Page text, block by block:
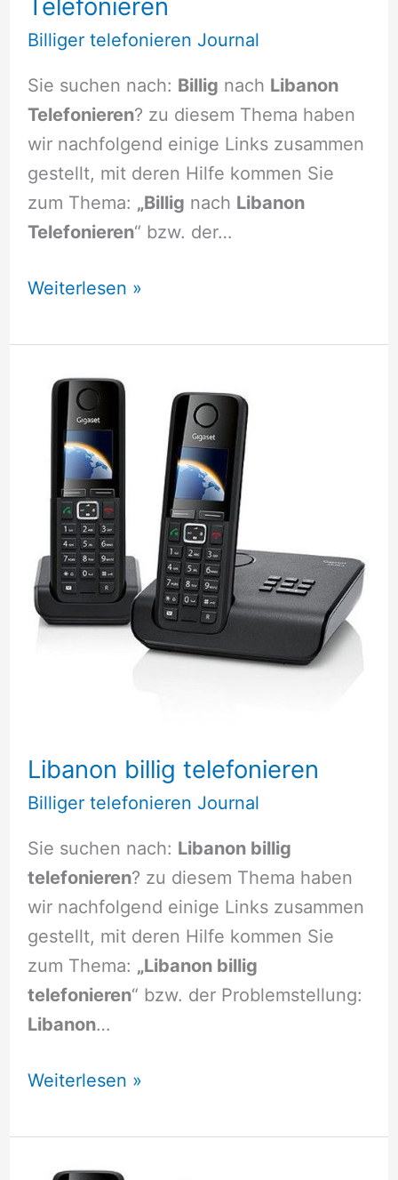
Telefonieren
Billiger telefonieren Journal
Sie suchen nach: Billig nach Libanon
Telefonieren? zu diesem Thema haben
wir nachfolgend einige Links zusammen
gestellt, mit deren Hilfe kommen Sie
zum Thema: „Billig nach Libanon
Telefonieren“ bzw. der…
Billig
Libanon
Telefonieren
Weiterlesen »
Libanon billig telefonieren
Billiger telefonieren Journal
Sie suchen nach: Libanon billig
telefonieren? zu diesem Thema haben
wir nachfolgend einige Links zusammen
gestellt, mit deren Hilfe kommen Sie
zum Thema: „Libanon billig
telefonieren“ bzw. der Problemstellung:
Libanon…
Libanon
telefonieren
Weiterlesen »